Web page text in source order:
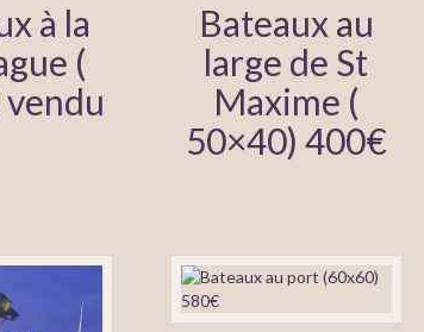
à la
(
Bateaux au
large de St
Maxime (
50×40) 400€